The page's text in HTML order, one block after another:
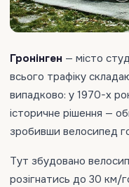
Гронінген — місто
всього трафіку
випадково: у 1970-х
історичне рішення —
зробивши велосипед
Тут збудовано
розігнатись до 30 км/